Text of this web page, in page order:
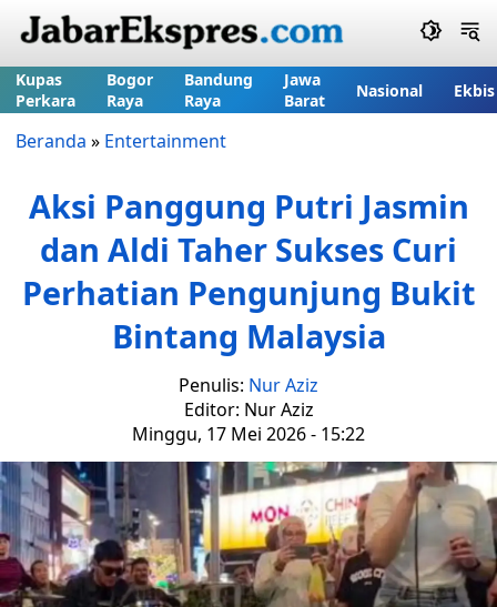
Kupas
Perkara
Bogor
Raya
Bandung
Raya
Jawa
Barat
Nasional Ekbis
Beranda » Entertainment
Aksi Panggung Putri Jasmin
dan Aldi Taher Sukses Curi
Perhatian Pengunjung Bukit
Bintang Malaysia
Penulis: Nur Aziz
Editor: Nur Aziz
Minggu, 17 Mei 2026 - 15:22